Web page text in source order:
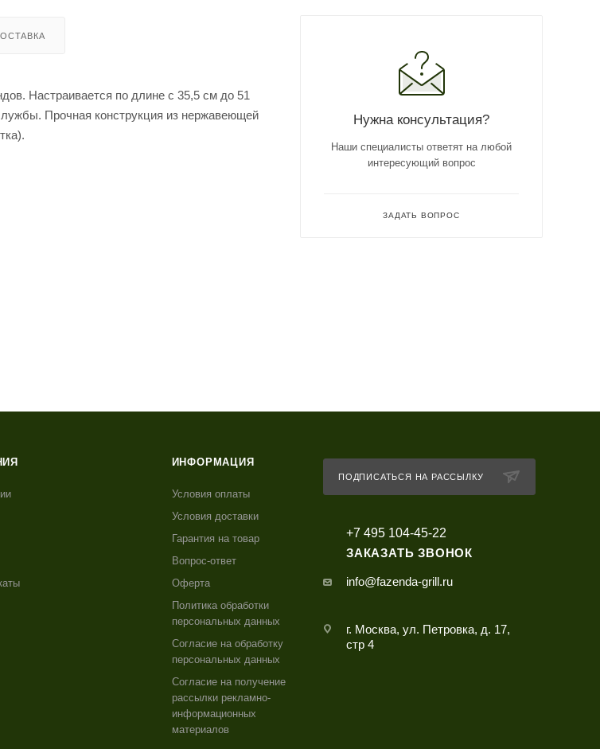
Настраивается по длине с 35,5 см до 51
Прочная конструкция из нержавеющей
Нужна консультация?
Наши специалисты ответят на любой
интересующий вопрос
ЗАДАТЬ ВОПРОС
ИНФОРМАЦИЯ
Условия оплаты
Условия доставки
Гарантия на товар
Вопрос-ответ
Оферта
Политика обработки
персональных данных
Согласие на обработку
персональных данных
Согласие на получение
рассылки рекламно-
информационных
материалов
ПОДПИСАТЬСЯ НА РАССЫЛКУ
+7 495 104-45-22
ЗАКАЗАТЬ ЗВОНОК
info@fazenda-grill.ru
г. Москва, ул. Петровка, д. 17,
стр 4